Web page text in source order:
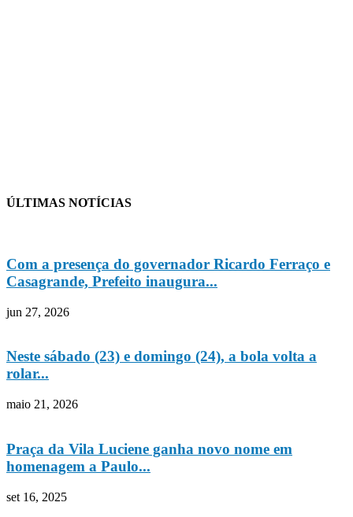
ÚLTIMAS NOTÍCIAS
Com a presença do governador Ricardo Ferraço e
Casagrande, Prefeito inaugura...
jun 27, 2026
Neste sábado (23) e domingo (24), a bola volta a
rolar...
maio 21, 2026
Praça da Vila Luciene ganha novo nome em
homenagem a Paulo...
set 16, 2025